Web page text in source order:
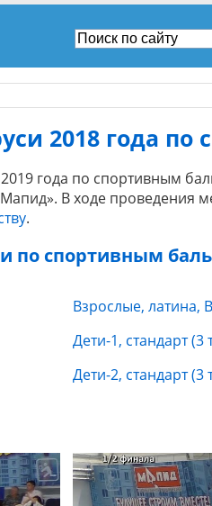
2018 года
года по спортивным
В ходе проведения
.
по спортивным
Взрослые, латина,
Дети-1, стандарт (3
Дети-2, стандарт (3